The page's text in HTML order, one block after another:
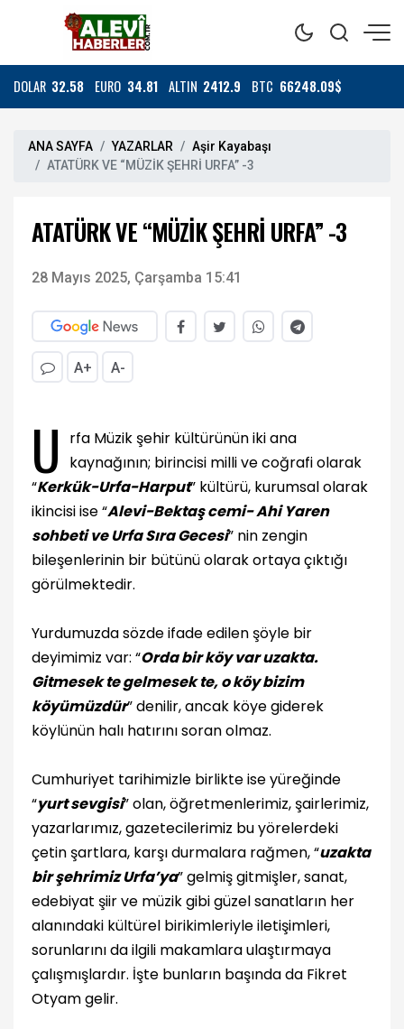
DOLAR 32.58 EURO 34.81 ALTIN 2412.9 BTC 66248.09$
ANA SAYFA YAZARLAR
Aşir Kayabaşı
ATATÜRK VE “MÜZİK ŞEHRİ URFA” -3
ATATÜRK VE “MÜZİK ŞEHRİ URFA” -3
28 Mayıs 2025, Çarşamba 15:41
A+ A-
U
rfa Müzik şehir kültürünün iki ana
kaynağının; birincisi milli ve coğrafi olarak
“Kerkük-Urfa-Harput” kültürü, kurumsal olarak
ikincisi ise “Alevi-Bektaş cemi- Ahi Yaren
sohbeti ve Urfa Sıra Gecesi” nin zengin
bileşenlerinin bir bütünü olarak ortaya çıktığı
görülmektedir.
Yurdumuzda sözde ifade edilen şöyle bir
deyimimiz var: “Orda bir köy var uzakta.
Gitmesek te gelmesek te, o köy bizim
köyümüzdür” denilir, ancak köye giderek
köylünün halı hatırını soran olmaz.
Cumhuriyet tarihimizle birlikte ise yüreğinde
“yurt sevgisi” olan, öğretmenlerimiz, şairlerimiz,
yazarlarımız, gazetecilerimiz bu yörelerdeki
çetin şartlara, karşı durmalara rağmen, “uzakta
bir şehrimiz Urfa’ya” gelmiş gitmişler, sanat,
edebiyat şiir ve müzik gibi güzel sanatların her
alanındaki kültürel birikimleriyle iletişimleri,
sorunlarını da ilgili makamlara ulaştırmaya
çalışmışlardır. İşte bunların başında da Fikret
Otyam gelir.